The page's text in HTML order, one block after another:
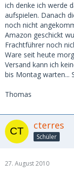
ich denke ich werde
aufspielen. Danach
noch nicht
Amazon geschickt
Frachtführer noch
Ware seit heute
Versand kann ich
bis Montag warten...
Thomas
cterres
Schüler
27. August 2010